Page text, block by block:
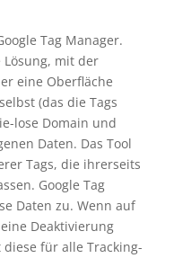
Tag Manager.
Lösung, mit der
eine Oberfläche
(das die Tags
lose Domain und
Daten. Das Tool
Tags, die ihrerseits
Google Tag
Daten zu. Wenn auf
Deaktivierung
für alle Tracking-